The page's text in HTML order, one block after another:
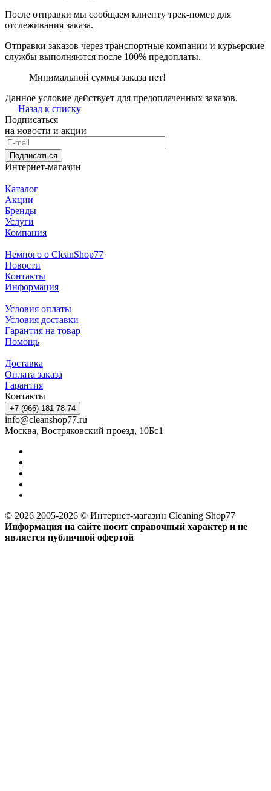
После отправки мы сообщаем клиенту трек-номер для
отслеживания заказа.
Отправки заказов через транспортные компании и курьерские
службы выполняются после 100% предоплаты.
Минимальной суммы заказа нет!
Данное условие действует для предоплаченных заказов.
Назад к списку
Подписаться
на новости и акции
Подписаться
Интернет-магазин
Каталог
Акции
Бренды
Услуги
Компания
Немного о CleanShop77
Новости
Контакты
Информация
Условия оплаты
Условия доставки
Гарантия на товар
Помощь
Доставка
Оплата заказа
Гарантия
Контакты
+7 (966) 181-78-74
info@cleanshop77.ru
Москва, Востряковский проезд, 10Бс1
© 2026 2005-2026 © Интернет-магазин Cleaning Shop77
Информация на сайте носит справочный характер и не
является публичной офертой